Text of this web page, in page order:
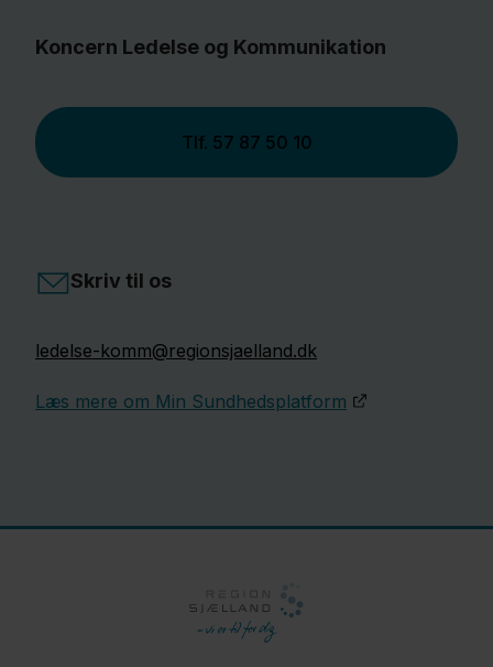
Koncern Ledelse og Kommunikation
Tlf. 57 87 50 10
Skriv til os
ledelse-komm@regionsjaelland.dk
Læs mere om Min Sundhedsplatform